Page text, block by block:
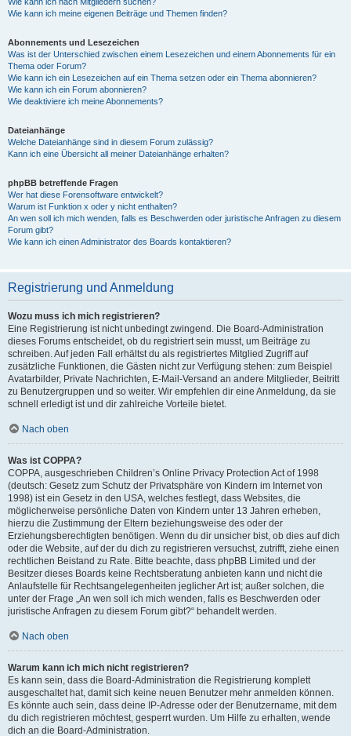
Wie kann ich meine eigenen Beiträge und Themen finden?
Abonnements und Lesezeichen
Was ist der Unterschied zwischen einem Lesezeichen und einem Abonnements für ein
Thema oder Forum?
Wie kann ich ein Lesezeichen auf ein Thema setzen oder ein Thema abonnieren?
Wie kann ich ein Forum abonnieren?
Wie deaktiviere ich meine Abonnements?
Dateianhänge
Welche Dateianhänge sind in diesem Forum zulässig?
Kann ich eine Übersicht all meiner Dateianhänge erhalten?
phpBB betreffende Fragen
Wer hat diese Forensoftware entwickelt?
Warum ist Funktion x oder y nicht enthalten?
An wen soll ich mich wenden, falls es Beschwerden oder juristische Anfragen zu diesem
Forum gibt?
Wie kann ich einen Administrator des Boards kontaktieren?
Registrierung und Anmeldung
Wozu muss ich mich registrieren?
Eine Registrierung ist nicht unbedingt zwingend. Die Board-Administration
dieses Forums entscheidet, ob du registriert sein musst, um Beiträge zu
schreiben. Auf jeden Fall erhältst du als registriertes Mitglied Zugriff auf
zusätzliche Funktionen, die Gästen nicht zur Verfügung stehen: zum Beispiel
Avatarbilder, Private Nachrichten, E-Mail-Versand an andere Mitglieder, Beitritt
zu Benutzergruppen und so weiter. Wir empfehlen dir eine Anmeldung, da sie
schnell erledigt ist und dir zahlreiche Vorteile bietet.
Nach oben
Was ist COPPA?
COPPA, ausgeschrieben Children’s Online Privacy Protection Act of 1998
(deutsch: Gesetz zum Schutz der Privatsphäre von Kindern im Internet von
1998) ist ein Gesetz in den USA, welches festlegt, dass Websites, die
möglicherweise persönliche Daten von Kindern unter 13 Jahren erheben,
hierzu die Zustimmung der Eltern beziehungsweise des oder der
Erziehungsberechtigten benötigen. Wenn du dir unsicher bist, ob dies auf dich
oder die Website, auf der du dich zu registrieren versuchst, zutrifft, ziehe einen
rechtlichen Beistand zu Rate. Bitte beachte, dass phpBB Limited und der
Besitzer dieses Boards keine Rechtsberatung anbieten kann und nicht die
Anlaufstelle für Rechtsangelegenheiten jeglicher Art ist; außer solchen, die
unter der Frage „An wen soll ich mich wenden, falls es Beschwerden oder
juristische Anfragen zu diesem Forum gibt?“ behandelt werden.
Nach oben
Warum kann ich mich nicht registrieren?
Es kann sein, dass die Board-Administration die Registrierung komplett
ausgeschaltet hat, damit sich keine neuen Benutzer mehr anmelden können.
Es könnte auch sein, dass deine IP-Adresse oder der Benutzername, mit dem
du dich registrieren möchtest, gesperrt wurden. Um Hilfe zu erhalten, wende
dich an die Board-Administration.